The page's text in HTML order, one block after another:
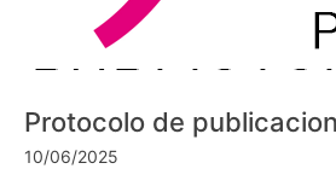
Protocolo de
10/06/2025